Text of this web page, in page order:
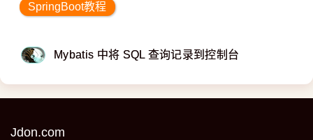
SpringBoot教程
Mybatis 中将 SQL 查询记录到控制台
Jdon.com